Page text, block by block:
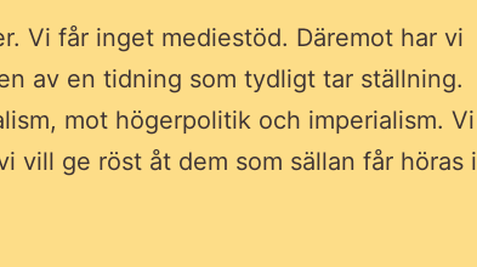
Vi får inget mediestöd. Däremot har vi
av en tidning som tydligt tar ställning.
mot högerpolitik och imperialism. Vi
vill ge röst åt dem som sällan får höras i